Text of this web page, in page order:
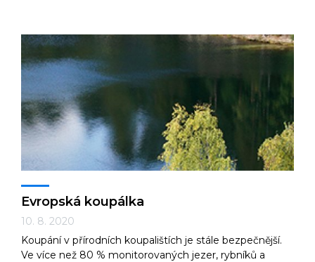
Evropská koupálka
10. 8. 2020
Koupání v přírodních koupalištích je stále bezpečnější.
Ve více než 80 % monitorovaných jezer, rybníků a